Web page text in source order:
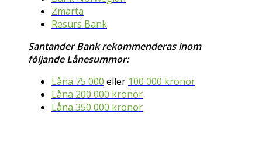
Zmarta
Resurs Bank
Santander Bank rekommenderas inom
följande Lånesummor:
Låna 75 000 eller 100 000 kronor
Låna 200 000 kronor
Låna 350 000 kronor